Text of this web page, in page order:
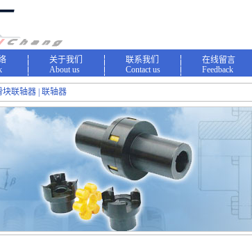
关于我们
About us
联系我们
Contact us
在线留言
Feedback
联轴器 | 联轴器